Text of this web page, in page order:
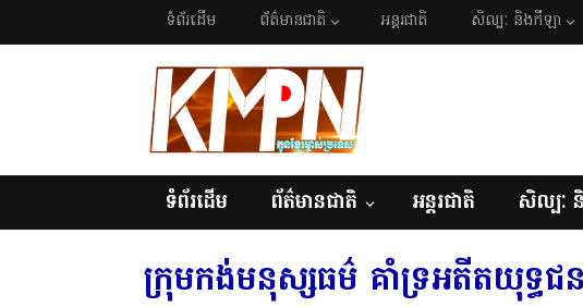
ទំព័រដើម ព័ត៌មានជាតិ អន្តរជាតិ សិល្បៈ និងកីឡា
ទំព័រដើម ព័ត៌មានជាតិ អន្តរជាតិ សិល្បៈ
ក្រុមកង់មនុស្សធម៌ គាំទ្រអតីតយុទ្ធជន